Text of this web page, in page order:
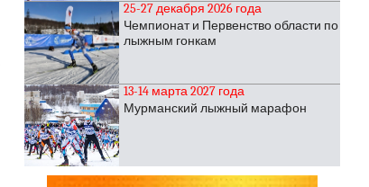
25-27 декабря 2026 года
Чемпионат и Первенство области по
лыжным гонкам
13-14 марта 2027 года
Мурманский лыжный марафон